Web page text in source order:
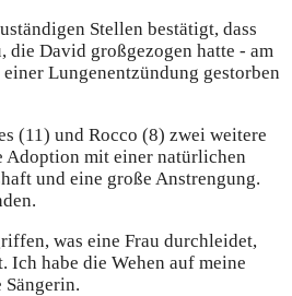
Stellen bestätigt, dass
die David großgezogen hatte - am
Lungenentzündung gestorben
(11) und Rocco (8) zwei weitere
mit einer natürlichen
und eine große Anstrengung.
was eine Frau durchleidet,
Ich habe die Wehen auf meine